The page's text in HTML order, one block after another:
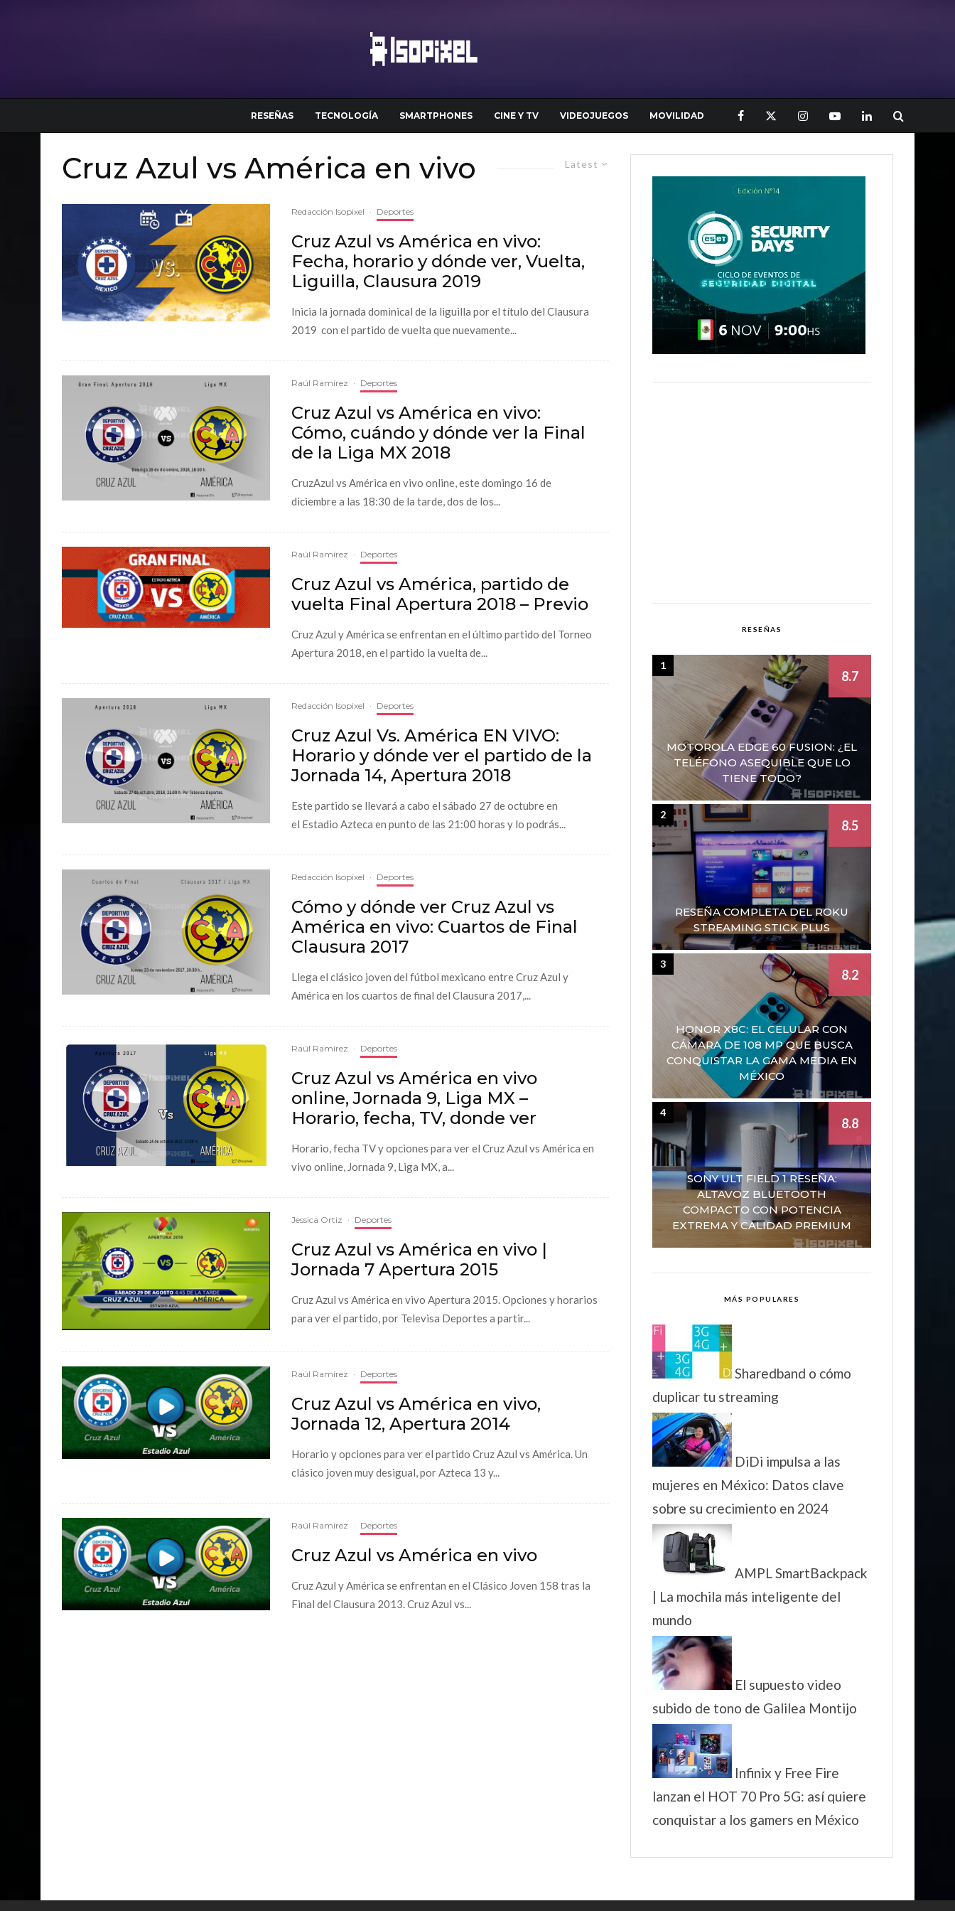
RESEÑAS TECNOLOGÍA SMARTPHONES CINE Y TV VIDEOJUEGOS MOVILIDAD
Latest
Cruz Azul vs América en vivo
Redacción Isopixel · Deportes
Cruz Azul vs América en vivo:
Fecha, horario y dónde ver, Vuelta,
Liguilla, Clausura 2019
Inicia la jornada dominical de la liguilla por el título del Clausura
2019 con el partido de vuelta que nuevamente...
Raúl Ramírez · Deportes
Cruz Azul vs América en vivo:
Cómo, cuándo y dónde ver la Final
de la Liga MX 2018
CruzAzul vs América en vivo online, este domingo 16 de
diciembre a las 18:30 de la tarde, dos de los...
Raúl Ramírez · Deportes
Cruz Azul vs América, partido de
vuelta Final Apertura 2018 – Previo
Cruz Azul y América se enfrentan en el último partido del Torneo
Apertura 2018, en el partido la vuelta de...
Redacción Isopixel · Deportes
Cruz Azul Vs. América EN VIVO:
Horario y dónde ver el partido de la
Jornada 14, Apertura 2018
Este partido se llevará a cabo el sábado 27 de octubre en
el Estadio Azteca en punto de las 21:00 horas y lo podrás...
Redacción Isopixel · Deportes
Cómo y dónde ver Cruz Azul vs
América en vivo: Cuartos de Final
Clausura 2017
Llega el clásico joven del fútbol mexicano entre Cruz Azul y
América en los cuartos de final del Clausura 2017,...
Raúl Ramírez · Deportes
Cruz Azul vs América en vivo
online, Jornada 9, Liga MX –
Horario, fecha, TV, donde ver
Horario, fecha TV y opciones para ver el Cruz Azul vs América en
vivo online, Jornada 9, Liga MX, a...
Jessica Ortiz · Deportes
Cruz Azul vs América en vivo |
Jornada 7 Apertura 2015
Cruz Azul vs América en vivo Apertura 2015. Opciones y horarios
para ver el partido, por Televisa Deportes a partir...
Raúl Ramírez · Deportes
Cruz Azul vs América en vivo,
Jornada 12, Apertura 2014
Horario y opciones para ver el partido Cruz Azul vs América. Un
clásico joven muy desigual, por Azteca 13 y...
Raúl Ramírez · Deportes
Cruz Azul vs América en vivo
Cruz Azul y América se enfrentan en el Clásico Joven 158 tras la
Final del Clausura 2013. Cruz Azul vs...
RESEÑAS
MOTOROLA EDGE 60 FUSION: ¿EL
TELÉFONO ASEQUIBLE QUE LO
TIENE TODO?
8.7
1
RESEÑA COMPLETA DEL ROKU
STREAMING STICK PLUS
8.5
2
HONOR X8C: EL CELULAR CON
CÁMARA DE 108 MP QUE BUSCA
CONQUISTAR LA GAMA MEDIA EN
MÉXICO
8.2
3
SONY ULT FIELD 1 RESEÑA:
ALTAVOZ BLUETOOTH
COMPACTO CON POTENCIA
EXTREMA Y CALIDAD PREMIUM
8.8
4
MÁS POPULARES
Sharedband o cómo
duplicar tu streaming
DiDi impulsa a las
mujeres en México: Datos clave
sobre su crecimiento en 2024
AMPL SmartBackpack
| La mochila más inteligente del
mundo
El supuesto video
subido de tono de Galilea Montijo
Infinix y Free Fire
lanzan el HOT 70 Pro 5G: así quiere
conquistar a los gamers en México